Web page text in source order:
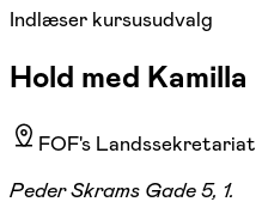
Indlæser kursusudvalg
Hold med Kamilla
FOF's Landssekretariat
Peder Skrams Gade 5, 1.